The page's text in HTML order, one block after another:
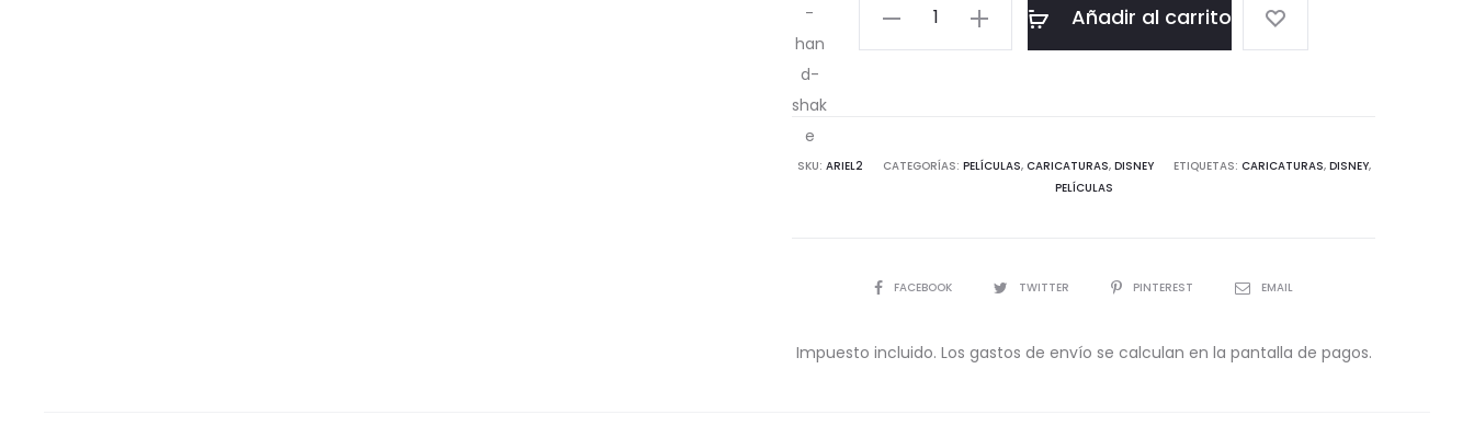
Añadir al carrito
SKU: ARIEL2 CATEGORÍAS: PELÍCULAS, CARICATURAS, DISNEY ETIQUETAS: CARICATURAS, DISNEY,
PELÍCULAS
COMPARTIR
FACEBOOK TWITTER PINTEREST EMAIL
Impuesto incluido. Los gastos de envío se calculan en la pantalla de pagos.